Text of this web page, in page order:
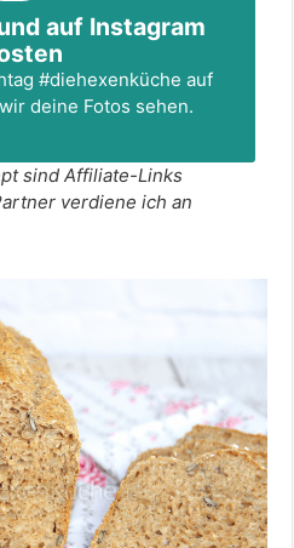
auf Instagram
#diehexenküche auf
deine Fotos sehen.
verdiene ich an